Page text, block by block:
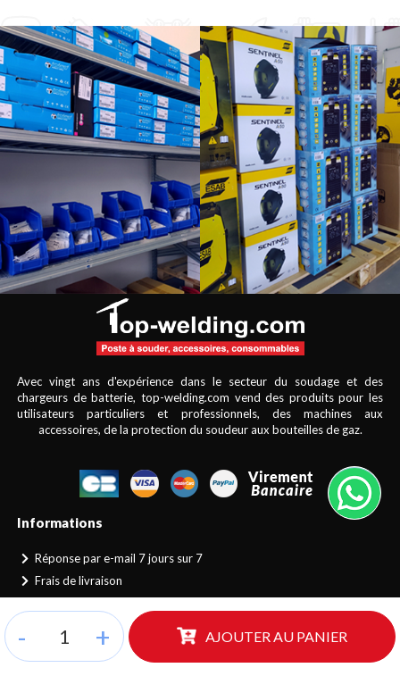
- + AJOUTER AU PANIER
Avec vingt ans d'expérience dans le secteur du soudage et des
chargeurs de batterie, top-welding.com vend des produits pour les
utilisateurs particuliers et professionnels, des machines aux
accessoires, de la protection du soudeur aux bouteilles de gaz.
Informations
Réponse par e-mail 7 jours sur 7
Frais de livraison
Politique de confidentialité
Conditions générales de vente